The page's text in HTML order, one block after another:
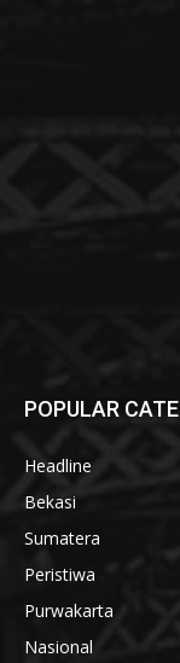
POPULAR
Headline
Bekasi
Sumatera
Peristiwa
Purwakarta
Nasional